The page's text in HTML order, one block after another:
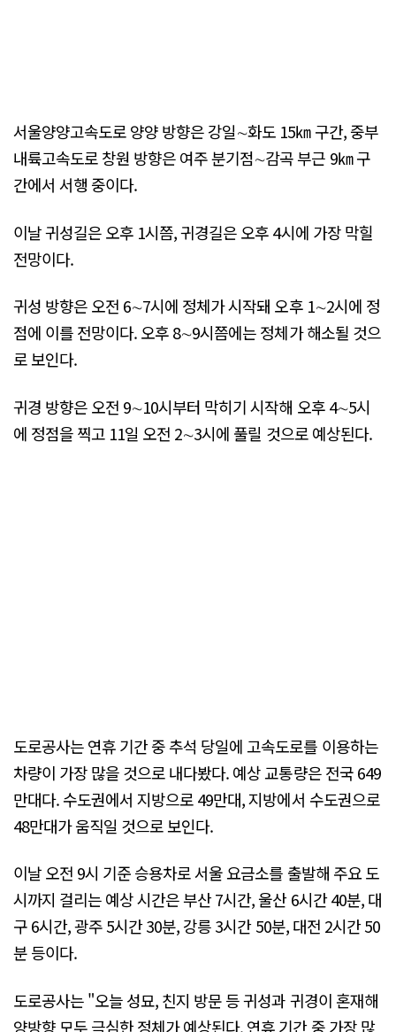
서울양양고속도로 양양 방향은 강일∼화도 15㎞ 구간, 중부
내륙고속도로 창원 방향은 여주 분기점∼감곡 부근 9㎞ 구
간에서 서행 중이다.
이날 귀성길은 오후 1시쯤, 귀경길은 오후 4시에 가장 막힐
전망이다.
귀성 방향은 오전 6∼7시에 정체가 시작돼 오후 1∼2시에 정
점에 이를 전망이다. 오후 8∼9시쯤에는 정체가 해소될 것으
로 보인다.
귀경 방향은 오전 9∼10시부터 막히기 시작해 오후 4∼5시
에 정점을 찍고 11일 오전 2∼3시에 풀릴 것으로 예상된다.
도로공사는 연휴 기간 중 추석 당일에 고속도로를 이용하는
차량이 가장 많을 것으로 내다봤다. 예상 교통량은 전국 649
만대다. 수도권에서 지방으로 49만대, 지방에서 수도권으로
48만대가 움직일 것으로 보인다.
이날 오전 9시 기준 승용차로 서울 요금소를 출발해 주요 도
시까지 걸리는 예상 시간은 부산 7시간, 울산 6시간 40분, 대
구 6시간, 광주 5시간 30분, 강릉 3시간 50분, 대전 2시간 50
분 등이다.
도로공사는 "오늘 성묘, 친지 방문 등 귀성과 귀경이 혼재해
양방향 모두 극심한 정체가 예상된다. 연휴 기간 중 가장 많